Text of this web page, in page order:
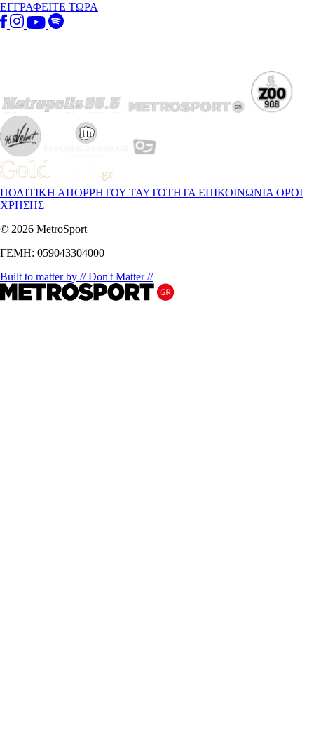
ΕΓΓΡΑΦΕΙΤΕ ΤΩΡΑ
ΠΟΛΙΤΙΚΗ ΑΠΟΡΡΗΤΟΥ ΤΑΥΤΟΤΗΤΑ ΕΠΙΚΟΙΝΩΝΙΑ ΟΡΟΙ
ΧΡΗΣΗΣ
© 2026 MetroSport
ΓΕΜΗ: 059043304000
Built to matter by // Don't Matter //